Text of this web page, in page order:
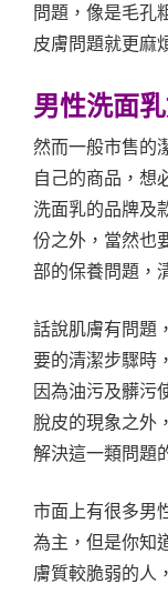
問題，像是毛孔
皮膚問題就更麻
男性洗面
然而一般市售的
自己的商品，想
洗面乳的品牌及
份之外，當然也
部的保養問題，
話說肌膚有問題
要的清潔步驟時
因為油污及髒污
脫皮的現象之外
解決這一類問題
市面上有很多男
為主，但是你知
膚質較脆弱的人